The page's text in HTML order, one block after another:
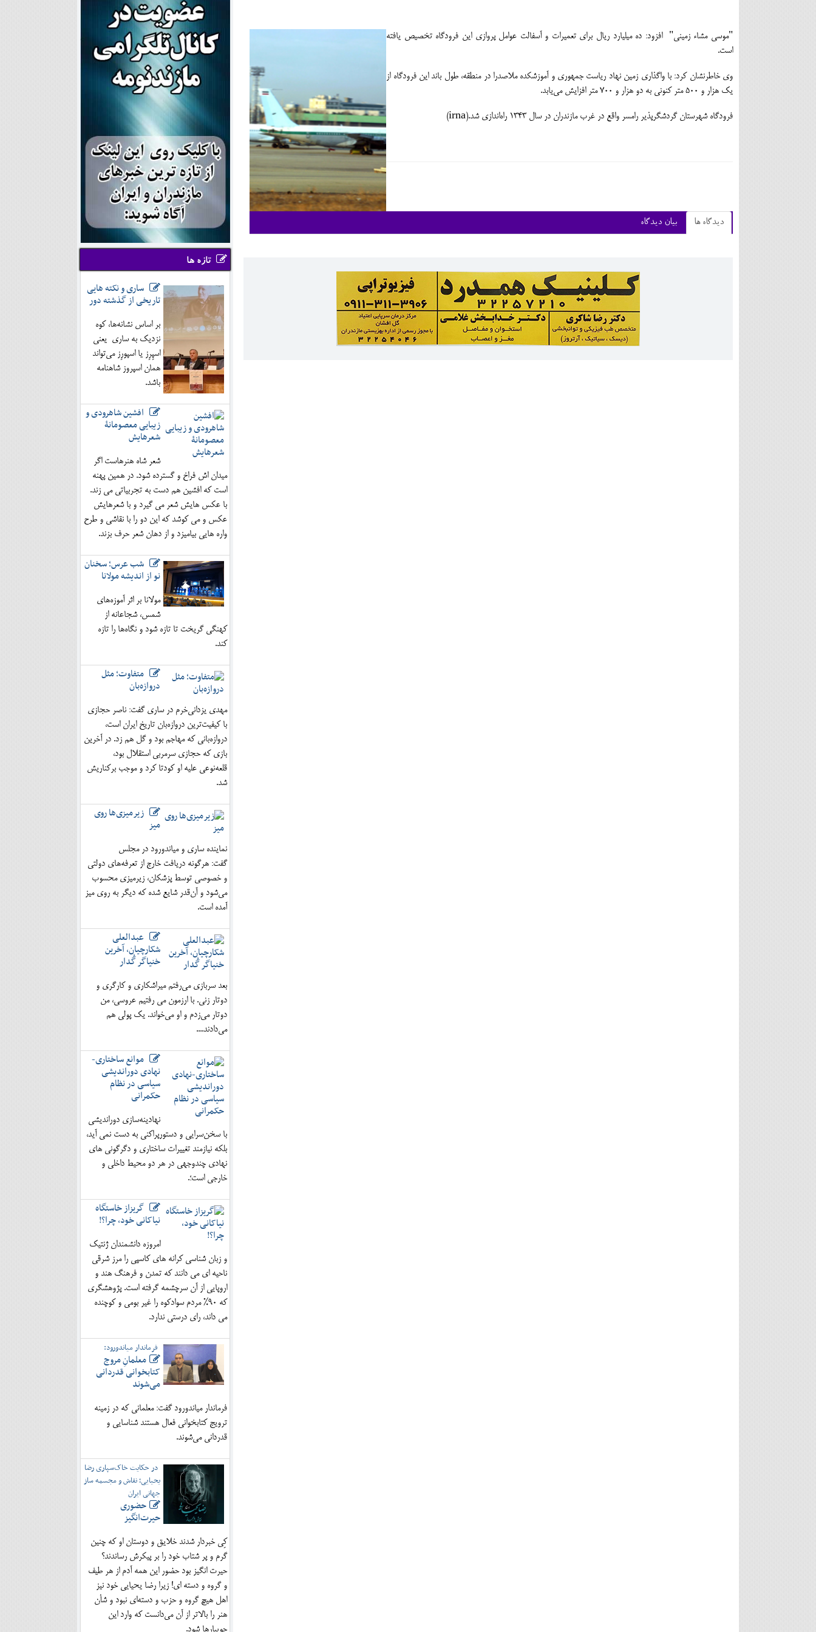
"موسي مشاء زميني" افزود: ده ميليارد ريال براي تعميرات و آسفالت عوامل پروازي اين فرودگاه تخصيص يافته
است.
وي خاطرنشان كرد: با واگذاري زمين نهاد رياست جمهوري و آموزشكده ملاصدرا در منطقه، طول باند اين فرودگاه از
يك هزار و ‪ ۵۰۰‬متر كنوني به دو هزار و ‪ ۷۰۰‬متر افزايش مي‌يابد.
فرودگاه شهرستان گردشگرپذير رامسر واقع در غرب مازندران در سال ‪۱۳۴۳‬ راه‌اندازي شد.(irna)
دیدگاه ها بیان دیدگاه
تازه ها
ساری و نکته هایی
تاریخی از گذشته دور
بر اساس نشانه‌ها، کوه
نزدیک به ساری یعنی
اسپِرِز یا اسپورِز می‌تواند
همان اسپروز شاهنامه
باشد.
افشین شاهرودی و
زیبایی معصومانۀ
شعرهایش
شعر شاه هنرهاست اگر
میدان اش فراخ و گسترده شود. در همین پهنه
است که افشین هم دست به تجربیاتی می زند.
با عکس هایش شعر می گیرد و با شعرهایش
عکس و می کوشد که این دو را با نقاشی و طرح
واره هایی بیامیزد و از دهان شعر حرف بزند.
شب عرس؛ سخنان
نو از اندیشه مولانا
مولانا بر اثر آموزه‌های
شمس، شجاعانه از
کهنگی گریخت تا تازه شود و نگاه‌ها را تازه
کند.
متفاوت؛ مثل
دروازه‌بان
مهدی یزدانی‌خرم در ساری گفت: ناصر حجازی
با کیفیت‌ترین دروازه‌بان تاریخ ایران است،
دروازه‌بانی که مهاجم بود و گل هم زد. در آخرین
بازی که حجازی سرمربی استقلال بود،
قلعه‌نوعی علیه او کودتا کرد و موجب برکناریش
شد.
زیرمیزی‌ها روی
میز
نماینده ساری و میاندورود در مجلس
گفت: هرگونه دریافت خارج از تعرفه‌های دولتی
و خصوصی توسط پزشکان، زیرمیزی محسوب
می‌شود و آن‌قدر شایع شده که دیگر به روی میز
آمده است.
عبدالعلی
شکارچیان، آخرین
خنیاگر گُدار
بعد سربازی می‌رفتم میراشکاری و کارگری و
دوتار زنی. با ارزمون می رفتیم عروسی، من
دوتار می‌زدم و او می‌خواند. یک پولی هم
می‌دادند....
موانع ساختاری-
نهادی دوراندیشی
سیاسی در نظام
حکمرانی
نهادینه‌سازی دوراندیشی
با سخن‌سرایی و دستورپراکنی به دست نمی آید،
بلکه نیازمند تغییرات ساختاری و دگرگونی های
نهادی چندوجهی در هر دو محیط داخلی و
خارجی است؛.
گریزاز خاستگاه
نیاکانی خود، چرا؟!
امروزه دانشمندان ژنتیک
و زبان شناسی کرانه های کاسپی را مرز شرقی
ناحیه ای می دانند که تمدن و فرهنگ هند و
اروپایی از آن سرچشمه گرفته است. پژوهشگری
که 90% مردم سوادکوه را غیر بومی و کوچنده
می داند، رای درستی ندارد.
فرماندار میاندورود:
معلمانِ مروج
کتابخوانی قدردانی
می‌شوند
فرماندار میاندورود گفت: معلمانی که در زمینه
ترویج کتابخوانی فعال هستند شناسایی و
قدردانی می‌شوند.
در حکایت خاک‌سپاری رضا
یحیایی؛ نقاش و مجسمه ساز
جهانی ایران
حضوری
حیرت‌انگیز
کِی خبردار شدند خلایق و دوستان او که چنین
گرم و پر شتاب خود را بر پیکرش رساندند؟
حیرت انگیز بود حضور این همه آدم از هر طیف
و گروه و دسته ای! زیرا رضا یحیایی خود نیز
اهل هیچ گروه و حزب و دسته‌ای نبود و شأن
هنر را بالاتر از آن می‌دانست که وارد این
جویبارها شود.